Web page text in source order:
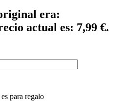
era:
actual es: 7,99 €.
para regalo